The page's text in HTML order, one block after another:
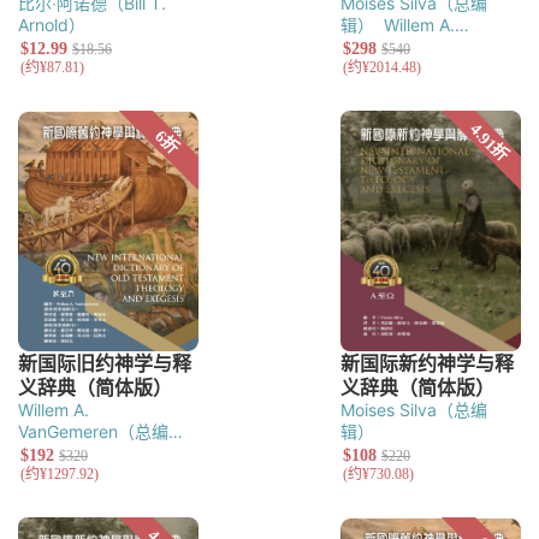
Arnold）
辑）
Willem A.
VanGemeren（总编
辑）
Willem A.
VanGemeren（总编
辑）
Moises Silva（总编
辑）